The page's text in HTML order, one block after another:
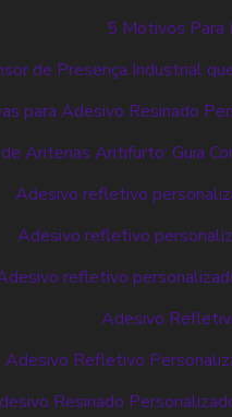
5 Motivos Para
de Presença Industrial
para Adesivo Resinado
Antenas Antifurto: Guia
Adesivo refletivo
Adesivo refletivo
refletivo
Adesivo
Adesivo Refletivo
Resinado